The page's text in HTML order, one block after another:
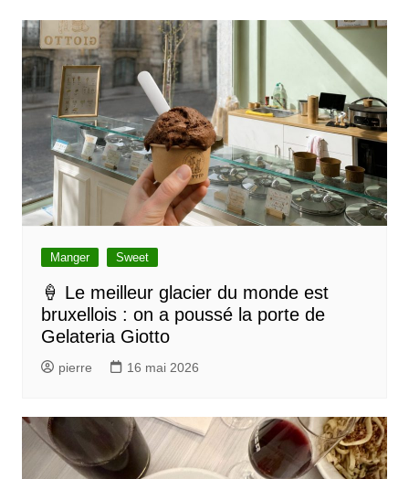
g
a
t
i
o
n
d
e
c
Manger Sweet
🍦 Le meilleur glacier du monde est
bruxellois : on a poussé la porte de
Gelateria Giotto
pierre 16 mai 2026